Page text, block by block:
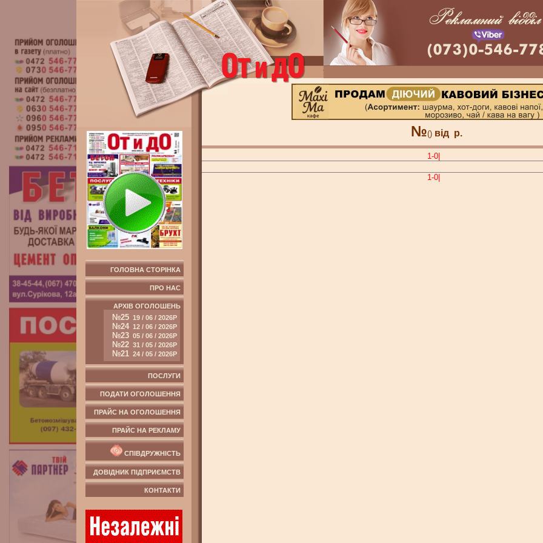
ГОЛОВНА СТОРІНКА
ПРО НАС
АРХІВ ОГОЛОШЕНЬ
№25 19 / 06 / 2026Р
№24 12 / 06 / 2026Р
№23 05 / 06 / 2026Р
№22 31 / 05 / 2026Р
№21 24 / 05 / 2026Р
ПОСЛУГИ
ПОДАТИ ОГОЛОШЕННЯ
ПРАЙС НА ОГОЛОШЕННЯ
ПРАЙС НА РЕКЛАМУ
СПІВДРУЖНІСТЬ
ДОВІДНИК ПІДПРИЄМСТВ
КОНТАКТИ
№() від р.
1-0|
1-0|